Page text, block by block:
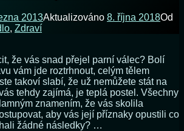
2013Aktualizováno 8. října 2018Od
, Zdraví
že vás snad přejel parní válec? Bolí
vám jde roztrhnout, celým tělem
takoví slabí, že už nemůžete stát na
tehdy zajímá, je teplá postel. Všechny
znamením, že vás skolila
aby vás její příznaky opustili co
žádné následky? …